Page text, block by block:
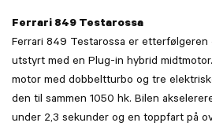
Ferrari 849 Testarossa
Ferrari 849 Testarossa er
utstyrt med en Plug-in hybrid
motor med dobbeltturbo og tre
den til sammen 1050 hk. Bilen
under 2,3 sekunder og en toppfart på